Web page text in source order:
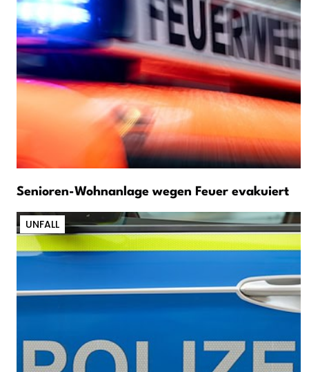
Senioren-Wohnanlage wegen Feuer evakuiert
UNFALL